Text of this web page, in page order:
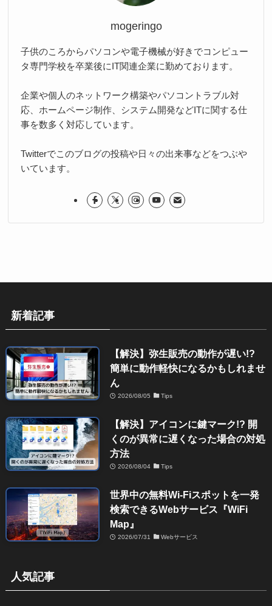
mogeringo
子供のころからパソコンや電子機械が好きでコンピュー
タ専門学校を卒業後にIT関連企業に勤めております。
企業や個人のネットワーク構築やパソコントラブル対
応、ホームページ制作、システム開発などITに関する仕
事を数多く対応しています。
Twitterでこのブログの投稿や日々の出来事などをつぶや
いています。
新着記事
【解決】弥生販売の動作が遅い!?
簡単に動作軽快になるかもしれませ
ん
2026/08/05 Tips
【解決】アイコンに鍵マーク!? 開
くのが異常に遅くなった場合の対処
方法
2026/08/04 Tips
世界中の無料Wi-Fiスポットを一発
検索できるWebサービス『WiFi
Map』
2026/07/31 Webサービス
人気記事